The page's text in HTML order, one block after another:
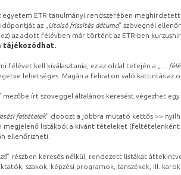
egyetem ETR tanulmányi rendszerében
az „ Utolsó frissítés dátuma” szövegnél
az adott félévben már történt az ETR-ben
tájékozódhat.
félévet kell kiválasztania, ez az oldal tetején a „
…
lehetséges. Magán a feliraton való kattintás az
mezőbe írt szöveggel általános keresést végezhet
feltételek” dobozt a jobbra mutató kettős >>
megjelenő listákból a kívánt tételeket (feltételenként
ellenőrizheti.
” részben keresés nélkül, rendezett listákat
szakok, képzési programok, tanszékek, ill.